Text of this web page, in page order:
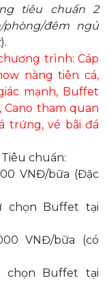
tiêu chuẩn 2
phòng/đêm ngủ
).
trình: Cáp
nàng tiên cá,
mạnh, Buffet
tham quan
trứng, vé bãi đá
chuẩn:
VNĐ/bữa (Đặc
chọn Buffet tại
VNĐ/bữa (có
chọn Buffet tại